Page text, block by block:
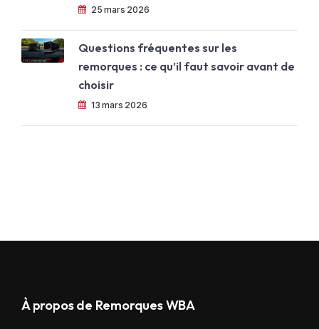
25 mars 2026
Questions fréquentes sur les
remorques : ce qu’il faut savoir avant de
choisir
13 mars 2026
À propos de Remorques WBA